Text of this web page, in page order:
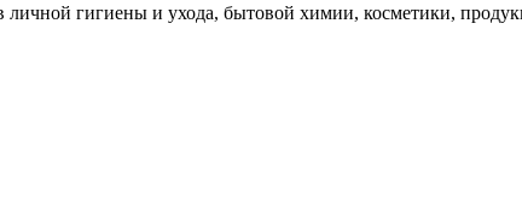
гигиены и ухода, бытовой химии, косметики,